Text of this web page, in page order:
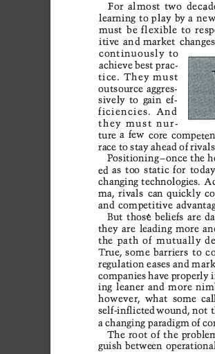
  
   
   
 
 

  
 
   
 
  
    
 

    
 
   
 
   
   
   
  
 

   
  


   
 